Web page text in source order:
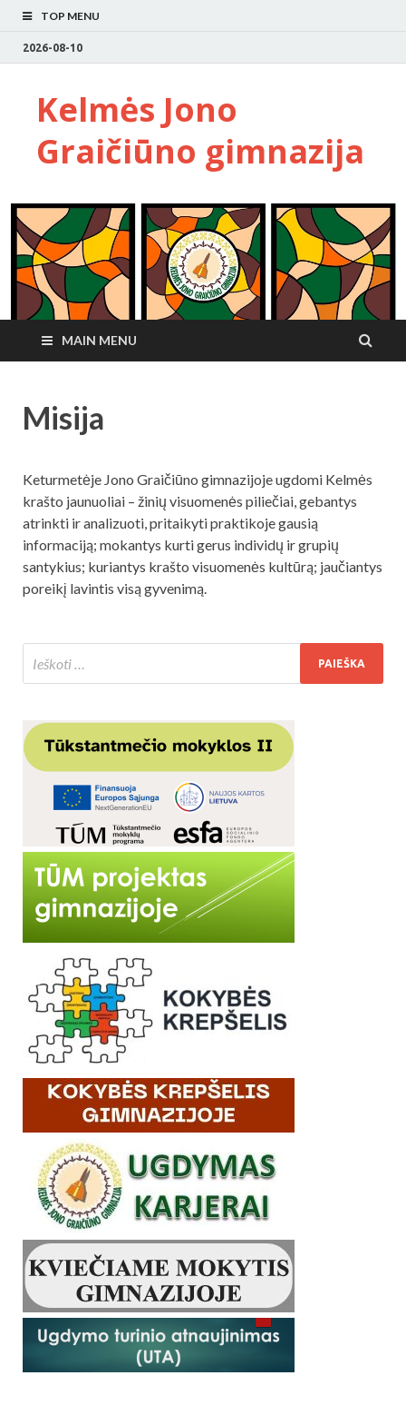
TOP MENU
2026-08-10
Kelmės Jono
Graičiūno gimnazija
MAIN MENU
Misija
Keturmetėje Jono Graičiūno gimnazijoje ugdomi Kelmės
krašto jaunuoliai – žinių visuomenės piliečiai, gebantys
atrinkti ir analizuoti, pritaikyti praktikoje gausią
informaciją; mokantys kurti gerus individų ir grupių
santykius; kuriantys krašto visuomenės kultūrą; jaučiantys
poreikį lavintis visą gyvenimą.